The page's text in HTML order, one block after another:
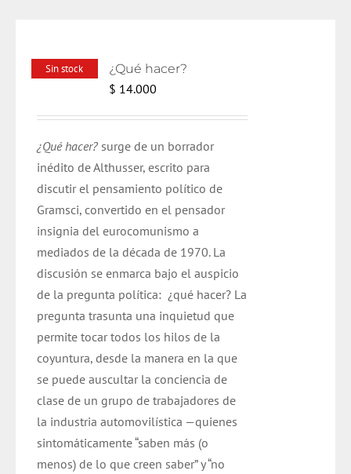
Sin stock ¿Qué hacer?
$ 14.000
¿Qué hacer? surge de un borrador
inédito de Althusser, escrito para
discutir el pensamiento político de
Gramsci, convertido en el pensador
insignia del eurocomunismo a
mediados de la década de 1970. La
discusión se enmarca bajo el auspicio
de la pregunta política: ¿qué hacer? La
pregunta trasunta una inquietud que
permite tocar todos los hilos de la
coyuntura, desde la manera en la que
se puede auscultar la conciencia de
clase de un grupo de trabajadores de
la industria automovilística —quienes
sintomáticamente “saben más (o
menos) de lo que creen saber” y “no